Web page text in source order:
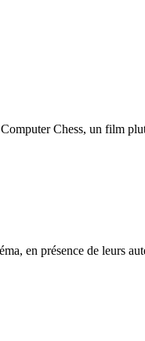
Chess, un film
en présence de leurs